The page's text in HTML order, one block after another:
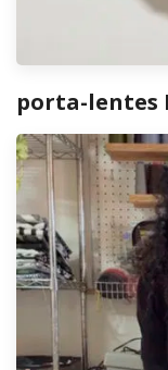
porta-lentes